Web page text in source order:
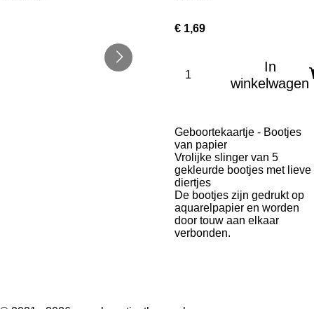
€ 1,69
In
winkelwagen
Geboortekaartje - Bootjes
van papier
Vrolijke slinger van 5
gekleurde bootjes met lieve
diertjes
De bootjes zijn gedrukt op
aquarelpapier en worden
door touw aan elkaar
verbonden.